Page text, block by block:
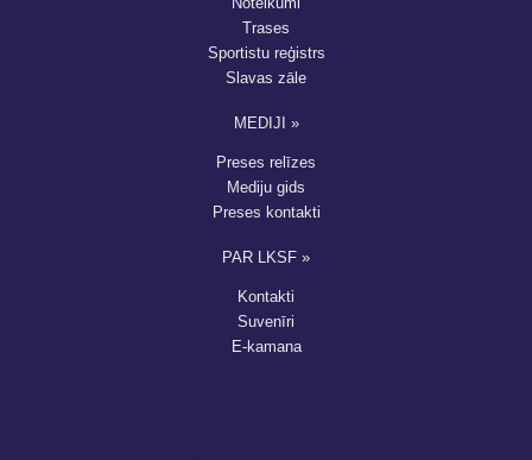
Trases
Sportistu reģistrs
Slavas zāle
MEDIJI »
Preses relīzes
Mediju gids
Preses kontakti
PAR LKSF »
Kontakti
Suvenīri
E-kamana